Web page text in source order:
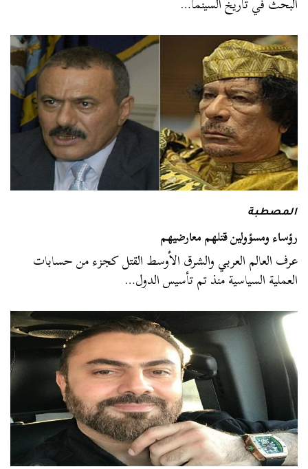
المصطبة
رؤساء ومسؤولين قتلهم معارضيهم
عرف العالم العربي والشرق الأوسط القتل كجزء من حسابات
العملية السياسية منذ تم تأسيس الدول…